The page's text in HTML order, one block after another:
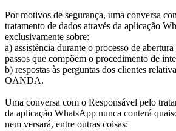
Por motivos de segurança, uma conversa
tratamento de dados através da aplicação
exclusivamente sobre:
a) assistência durante o processo de
passos que compõem o procedimento de
b) respostas às perguntas dos clientes
OANDA.
Uma conversa com o Responsável pelo
da aplicação WhatsApp nunca conterá
nem versará, entre outras coisas: